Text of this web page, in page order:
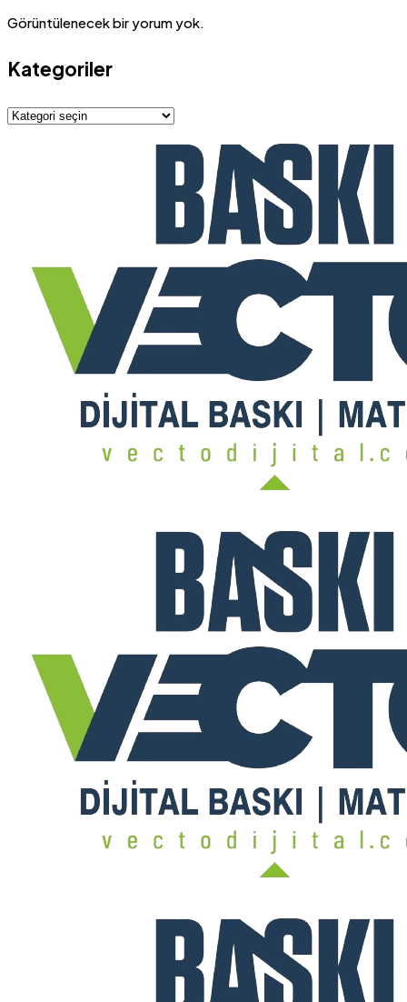
Görüntülenecek bir yorum yok.
Kategoriler
Kategoriler